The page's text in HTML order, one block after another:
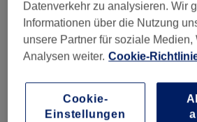
Glättung (3)
Damen - Farbe & Coloration &
Balayage & Gloss (17)
Haarkuren: K18 / Olaplex &
Datenverkehr zu analysieren. Wir
Informationen über die Nutzung
unsere Partner für soziale Medien,
Analysen weiter. Cookie-
Cookie-
Einstellungen